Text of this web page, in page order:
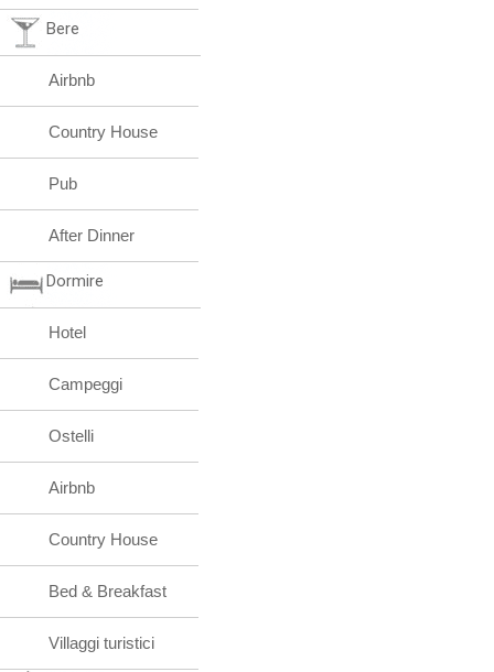
Bere
Airbnb
Country House
Pub
After Dinner
Dormire
Hotel
Campeggi
Ostelli
Airbnb
Country House
Bed & Breakfast
Villaggi turistici